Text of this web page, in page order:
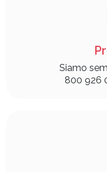
Siamo
800 926